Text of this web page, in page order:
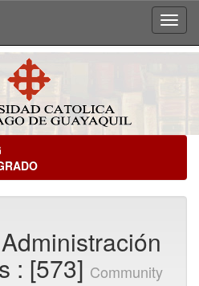
: [573] Community